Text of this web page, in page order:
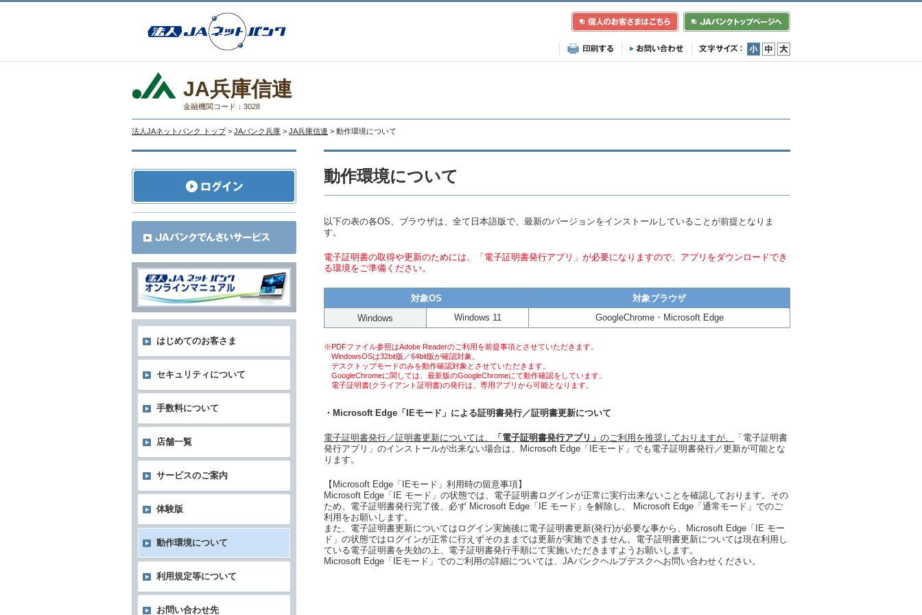
小 中 大
JA兵庫信連
金融機関コード：3028
法人JAネットバンク トップ > JAバンク兵庫 > JA兵庫信連 > 動作環境について
動作環境について
以下の表の各OS、ブラウザは、全て日本語版で、最新のバージョンをインストールしていることが前提となりま
す。
電子証明書の取得や更新のためには、「電子証明書発行アプリ」が必要になりますので、アプリをダウンロードでき
る環境をご準備ください。
対象OS
対象ブラウザ
Windows
Windows 11 GoogleChrome・Microsoft Edge
※PDFファイル参照はAdobe Readerのご利用を前提事項とさせていただきます。
WindowsOSは32bit版／64bit版が確認対象。
デスクトップモードのみを動作確認対象とさせていただきます。
GoogleChromeに関しては、最新版のGoogleChromeにて動作確認をしています。
電子証明書(クライアント証明書)の発行は、専用アプリから可能となります。
・Microsoft Edge「IEモード」による証明書発行／証明書更新について
電子証明書発行／証明書更新については、 「電子証明書発行アプリ」 のご利用を推奨しておりますが、
「電子証明書
発行アプリ」のインストールが出来ない場合は、Microsoft Edge「IEモード」でも電子証明書発行／更新が可能とな
ります。
【Microsoft Edge「IEモード」利用時の留意事項】
Microsoft Edge「IE モード」の状態では、電子証明書ログインが正常に実行出来ないことを確認しております。その
ため、電子証明書発行完了後、必ず Microsoft Edge「IE モード」を解除し、 Microsoft Edge「通常モード」でのご
利用をお願いします。
また、電子証明書更新についてはログイン実施後に電子証明書更新(発行)が必要な事から、Microsoft Edge「IE モー
ド」の状態ではログインが正常に行えずそのままでは更新が実施できません。電子証明書更新については現在利用し
ている電子証明書を失効の上、電子証明書発行手順にて実施いただきますようお願いします。
Microsoft Edge「IEモード」でのご利用の詳細については、JAバンクヘルプデスクへお問い合わせください。
はじめてのお客さま
セキュリティについて
手数料について
店舗一覧
サービスのご案内
体験版
動作環境について
利用規定等について
お問い合わせ先